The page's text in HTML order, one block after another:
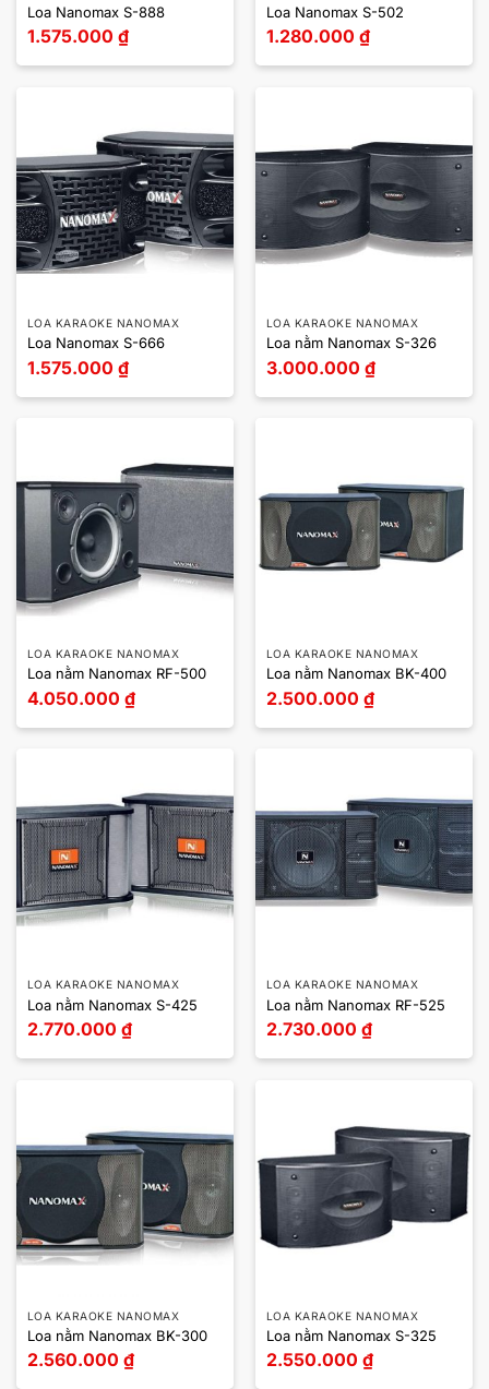
Loa Nanomax S-888
1.575.000 ₫
Loa Nanomax S-502
1.280.000 ₫
LOA KARAOKE NANOMAX
Loa Nanomax S-666
1.575.000 ₫
LOA KARAOKE NANOMAX
Loa nằm Nanomax S-326
3.000.000 ₫
LOA KARAOKE NANOMAX
Loa nằm Nanomax RF-500
4.050.000 ₫
LOA KARAOKE NANOMAX
Loa nằm Nanomax BK-400
2.500.000 ₫
LOA KARAOKE NANOMAX
Loa nằm Nanomax S-425
2.770.000 ₫
LOA KARAOKE NANOMAX
Loa nằm Nanomax RF-525
2.730.000 ₫
LOA KARAOKE NANOMAX
Loa nằm Nanomax BK-300
2.560.000 ₫
LOA KARAOKE NANOMAX
Loa nằm Nanomax S-325
2.550.000 ₫